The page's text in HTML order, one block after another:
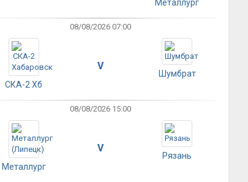
Металлург
08/08/2026 07:00
СКА-2 Хб
V
Шумбрат
08/08/2026 15:00
Металлург
V
Рязань